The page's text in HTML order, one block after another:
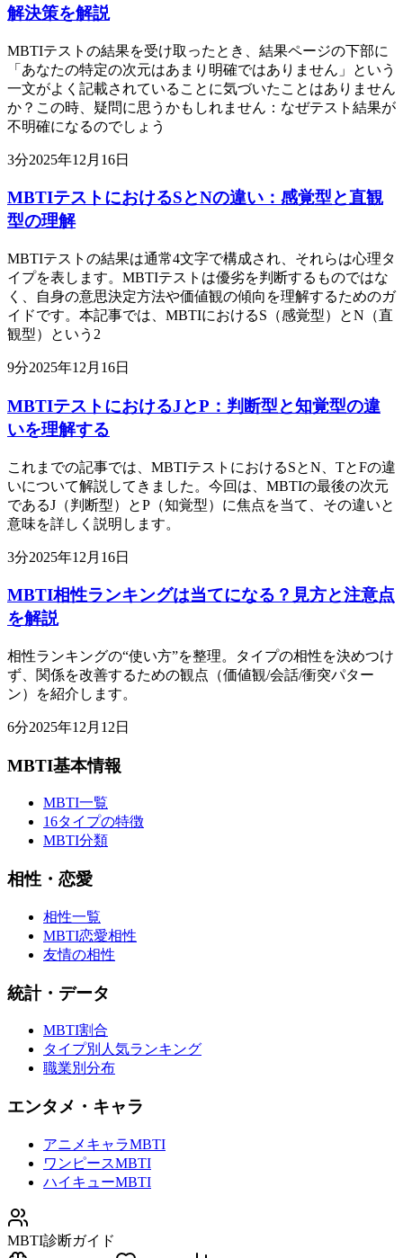
解決策を解説
MBTIテストの結果を受け取ったとき、結果ページの下部に
「あなたの特定の次元はあまり明確ではありません」という
一文がよく記載されていることに気づいたことはありません
か？この時、疑問に思うかもしれません：なぜテスト結果が
不明確になるのでしょう
3分2025年12月16日
MBTIテストにおけるSとNの違い：感覚型と直観
型の理解
MBTIテストの結果は通常4文字で構成され、それらは心理タ
イプを表します。MBTIテストは優劣を判断するものではな
く、自身の意思決定方法や価値観の傾向を理解するためのガ
イドです。本記事では、MBTIにおけるS（感覚型）とN（直
観型）という2
9分2025年12月16日
MBTIテストにおけるJとP：判断型と知覚型の違
いを理解する
これまでの記事では、MBTIテストにおけるSとN、TとFの違
いについて解説してきました。今回は、MBTIの最後の次元
であるJ（判断型）とP（知覚型）に焦点を当て、その違いと
意味を詳しく説明します。
3分2025年12月16日
MBTI相性ランキングは当てになる？見方と注意点
を解説
相性ランキングの“使い方”を整理。タイプの相性を決めつけ
ず、関係を改善するための観点（価値観/会話/衝突パター
ン）を紹介します。
6分2025年12月12日
MBTI基本情報
MBTI一覧
16タイプの特徴
MBTI分類
相性・恋愛
相性一覧
MBTI恋愛相性
友情の相性
統計・データ
MBTI割合
タイプ別人気ランキング
職業別分布
エンタメ・キャラ
アニメキャラMBTI
ワンピースMBTI
ハイキューMBTI
MBTI診断ガイド